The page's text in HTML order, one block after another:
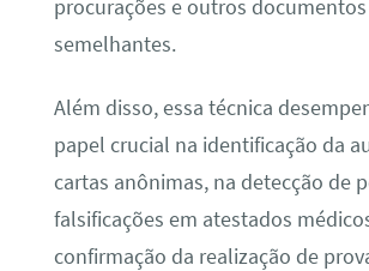
procurações e outros documentos
semelhantes.
Além disso, essa técnica
papel crucial na identificação da
cartas anônimas, na detecção de
falsificações em atestados
confirmação da realização de